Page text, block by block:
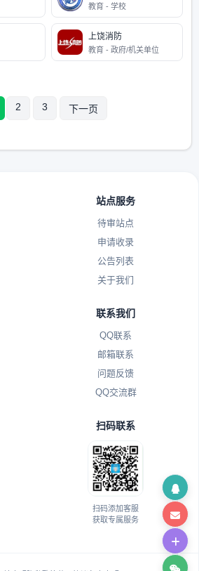
教育 - 学校
上饶消防
教育 - 政府/机关单位
2 3 下一页
站点服务
待审站点
申请收录
公告列表
关于我们
联系我们
QQ联系
邮箱联系
问题反馈
QQ交流群
扫码联系
扫码添加客服
获取专属服务